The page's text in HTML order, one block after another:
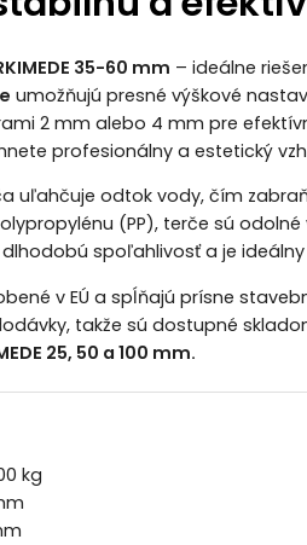
35-60 mm – ideálne
umožňujú presné výškové
2 mm alebo 4 mm pre
profesionálny a estetický
uľahčuje odtok vody, čím
(PP), terče sú
spoľahlivosť a je
v EÚ a spĺňajú prísne
takže sú dostupné
25, 50 a 100 mm.
kg